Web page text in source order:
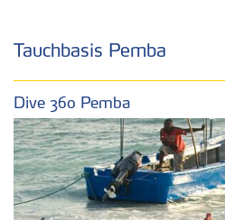
Tauchbasis Pemba
Dive 360 Pemba